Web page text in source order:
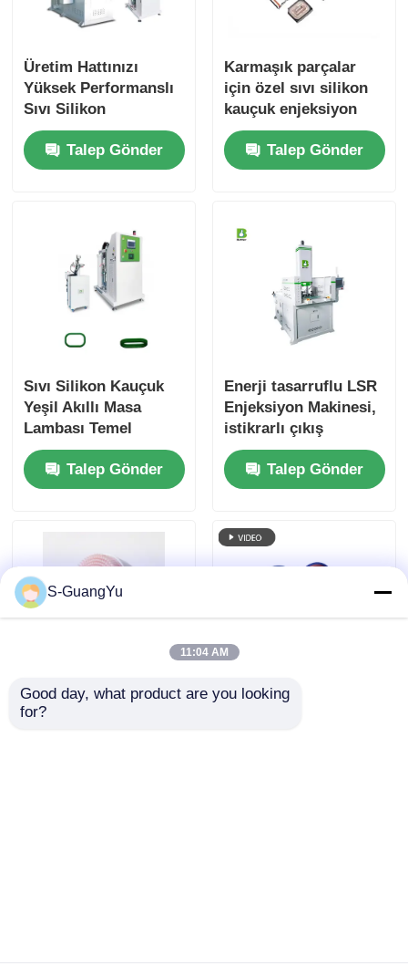
Üretim Hattınızı
Yüksek Performanslı
Sıvı Silikon
Ekipmanlarıyla
YükseltinTalep Gönder
Karmaşık parçalar
için özel sıvı silikon
kauçuk enjeksiyon
ekipmanları
Talep Gönder
Sıvı Silikon Kauçuk
Yeşil Akıllı Masa
Lambası Temel
Silikon Üstü
Kalıplama Makinesi
Talep Gönder
Enerji tasarruflu LSR
Enjeksiyon Makinesi,
istikrarlı çıkış
performansı ve
bağımsız çift silindirli
enjeksiyon sistemi
Talep Gönder
Yüz Temizleme
Sıvı Silikon Kauçuk
S-GuangYu
11:04 AM
Good day, what product are you looking
for?